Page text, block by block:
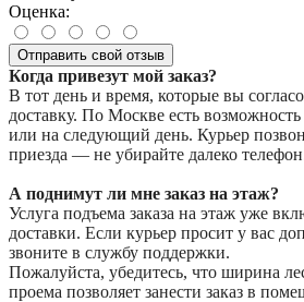
Оценка:
Отправить свой отзыв
Когда привезут мой заказ?
В тот день и время, которые вы
доставку. По Москве есть возможность
или на следующий день. Курьер
приезда — не убирайте далеко
А поднимут ли мне заказ на этаж?
Услуга подъема заказа на этаж уже
доставки. Если курьер просит у вас
звоните в службу поддержки.
Пожалуйста, убедитесь, что ширина
проема позволяет занести заказ в